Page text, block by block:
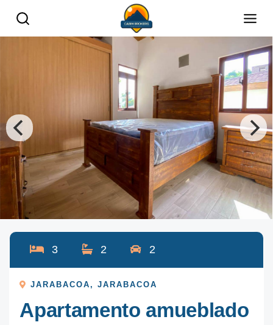
3 2 2
JARABACOA ,JARABACOA
Apartamento amueblado